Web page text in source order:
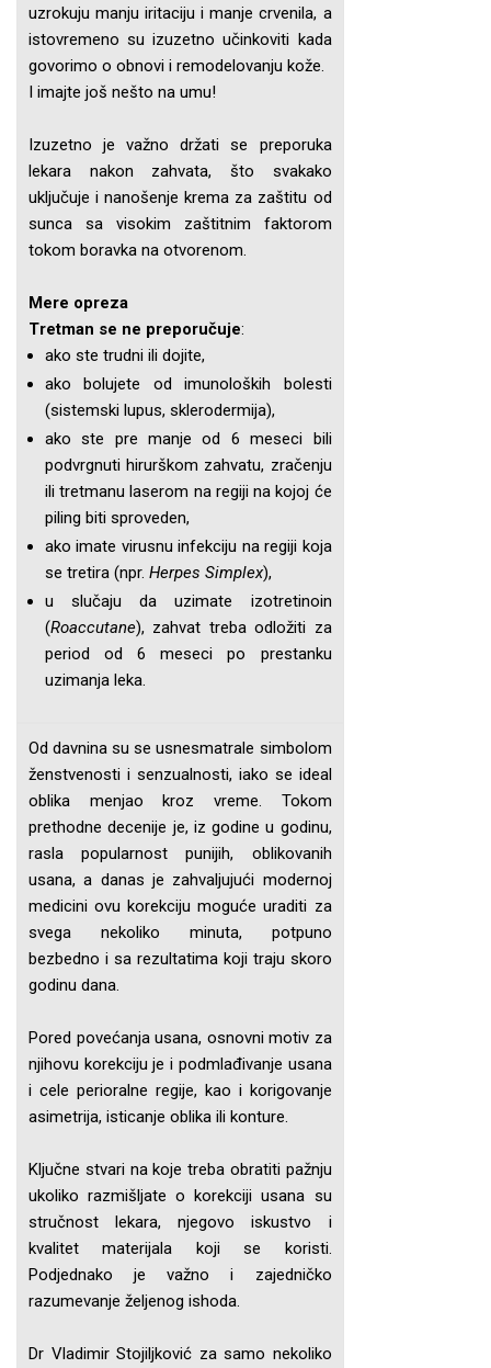
uzrokuju manju iritaciju i manje crvenila, a
istovremeno su izuzetno učinkoviti kada
govorimo o obnovi i remodelovanju kože.
I imajte još nešto na umu!
Izuzetno je važno držati se preporuka
lekara nakon zahvata, što svakako
uključuje i nanošenje krema za zaštitu od
sunca sa visokim zaštitnim faktorom
tokom boravka na otvorenom.
Mere opreza
Tretman se ne preporučuje:
ako ste trudni ili dojite,
ako bolujete od imunoloških bolesti
(sistemski lupus, sklerodermija),
ako ste pre manje od 6 meseci bili
podvrgnuti hirurškom zahvatu, zračenju
ili tretmanu laserom na regiji na kojoj će
piling biti sproveden,
ako imate virusnu infekciju na regiji koja
se tretira (npr. Herpes Simplex),
u slučaju da uzimate izotretinoin
(Roaccutane), zahvat treba odložiti za
period od 6 meseci po prestanku
uzimanja leka.
Od davnina su se usnesmatrale simbolom
ženstvenosti i senzualnosti, iako se ideal
oblika menjao kroz vreme. Tokom
prethodne decenije je, iz godine u godinu,
rasla popularnost punijih, oblikovanih
usana, a danas je zahvaljujući modernoj
medicini ovu korekciju moguće uraditi za
svega nekoliko minuta, potpuno
bezbedno i sa rezultatima koji traju skoro
godinu dana.
Pored povećanja usana, osnovni motiv za
njihovu korekciju je i podmlađivanje usana
i cele perioralne regije, kao i korigovanje
asimetrija, isticanje oblika ili konture.
Ključne stvari na koje treba obratiti pažnju
ukoliko razmišljate o korekciji usana su
stručnost lekara, njegovo iskustvo i
kvalitet materijala koji se koristi.
Podjednako je važno i zajedničko
razumevanje željenog ishoda.
Dr Vladimir Stojiljković za samo nekoliko